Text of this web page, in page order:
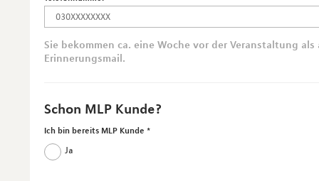
Sie bekommen ca. eine Woche vor der Veranstaltung
Erinnerungsmail.
Schon MLP Kunde?
Ich bin bereits MLP Kunde
Ja